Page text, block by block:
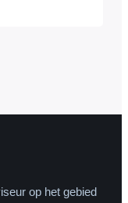
op het gebied